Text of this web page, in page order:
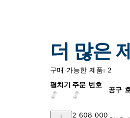
더 많은
구매 가능한 제품: 2
펼치기 주문 번호
공구
2 608 000